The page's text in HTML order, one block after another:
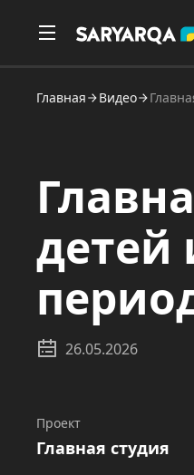
Главная Видео
детей
26.05.2026
Проект
Главная студия